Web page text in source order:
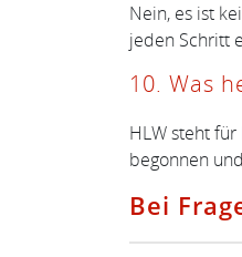
Nein, es ist
jeden Schritt
10. Was
HLW steht für
begonnen
Bei